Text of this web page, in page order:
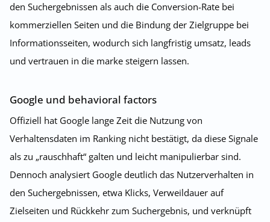
den Suchergebnissen als auch die Conversion-Rate bei
kommerziellen Seiten und die Bindung der Zielgruppe bei
Informationsseiten, wodurch sich langfristig umsatz, leads
und vertrauen in die marke steigern lassen.
Google und behavioral factors
Offiziell hat Google lange Zeit die Nutzung von
Verhaltensdaten im Ranking nicht bestätigt, da diese Signale
als zu „rauschhaft“ galten und leicht manipulierbar sind.
Dennoch analysiert Google deutlich das Nutzerverhalten in
den Suchergebnissen, etwa Klicks, Verweildauer auf
Zielseiten und Rückkehr zum Suchergebnis, und verknüpft